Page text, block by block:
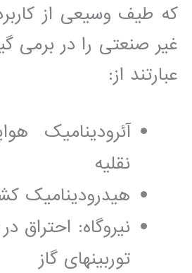
که طيف وسيعی از
غير صنعتی را در برمی
عبارتند از:
آئروديناميک
نقليه
ھيدروديناميک
توربينھای گاز